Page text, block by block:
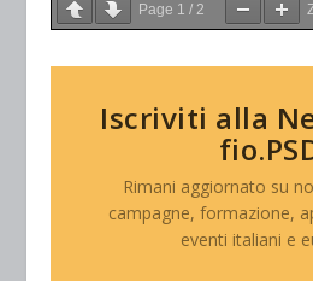
Page 1 /2
Iscriviti alla
Rimani aggiornato su
campagne, formazione,
eventi italiani e